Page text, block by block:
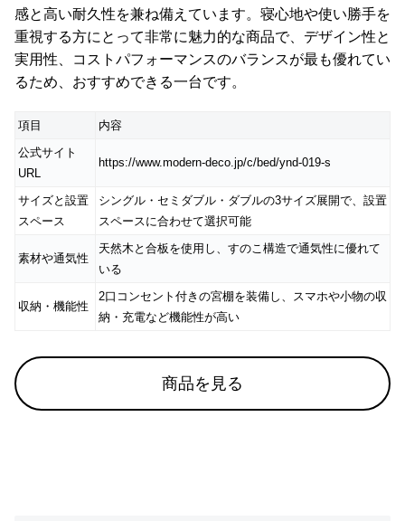
感と高い耐久性を兼ね備えています。寝心地や使い勝手を
重視する方にとって非常に魅力的な商品で、デザイン性と
実用性、コストパフォーマンスのバランスが最も優れてい
るため、おすすめできる一台です。
項目
内容
公式サイト
URL
https://www.modern-deco.jp/c/bed/ynd-019-s
サイズと設置
スペース
シングル・セミダブル・ダブルの3サイズ展開で、設置
スペースに合わせて選択可能
素材や通気性
天然木と合板を使用し、すのこ構造で通気性に優れて
いる
収納・機能性
2口コンセント付きの宮棚を装備し、スマホや小物の収
納・充電など機能性が高い
商品を見る